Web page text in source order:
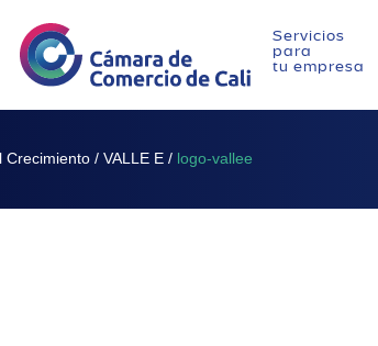
Servicios
para
tu empresa
Crecimiento / VALLE E / logo-vallee